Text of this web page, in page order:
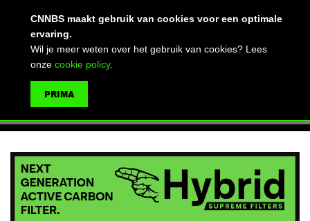
CNNBS maakt gebruik van cookies voor een optimale
ervaring.
Wil je meer weten over het gebruik van cookies? Lees
onze cookie policy.
PRIMA